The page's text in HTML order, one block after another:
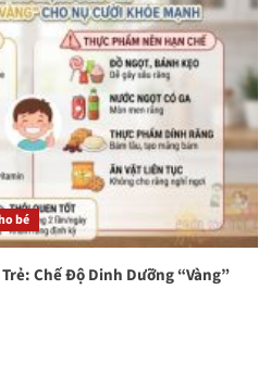
bé
Chế Độ Dinh Dưỡng “Vàng”